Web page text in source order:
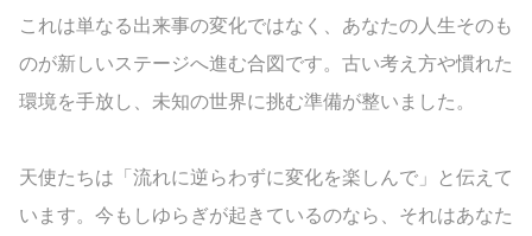
これは単なる出来事の変化ではなく、あなたの人生そのも
のが新しいステージへ進む合図です。古い考え方や慣れた
環境を手放し、未知の世界に挑む準備が整いました。
天使たちは「流れに逆らわずに変化を楽しんで」と伝えて
います。今もしゆらぎが起きているのなら、それはあなた